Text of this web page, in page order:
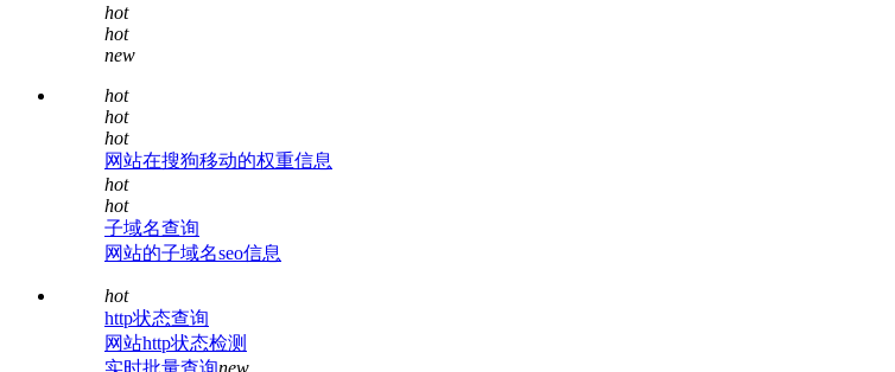
hot
hot
new
hot
hot
hot
网站在搜狗移动的权重信息
hot
hot
子域名查询
网站的子域名seo信息
hot
http状态查询
网站http状态检测
实时批量查询new